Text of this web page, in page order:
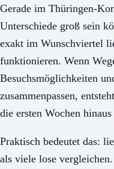
Gerade im Thüringen-
Unterschiede groß sein
exakt im Wunschviertel
funktionieren. Wenn
Besuchsmöglichkeiten
zusammenpassen,
die ersten Wochen
Praktisch bedeutet das:
als viele lose